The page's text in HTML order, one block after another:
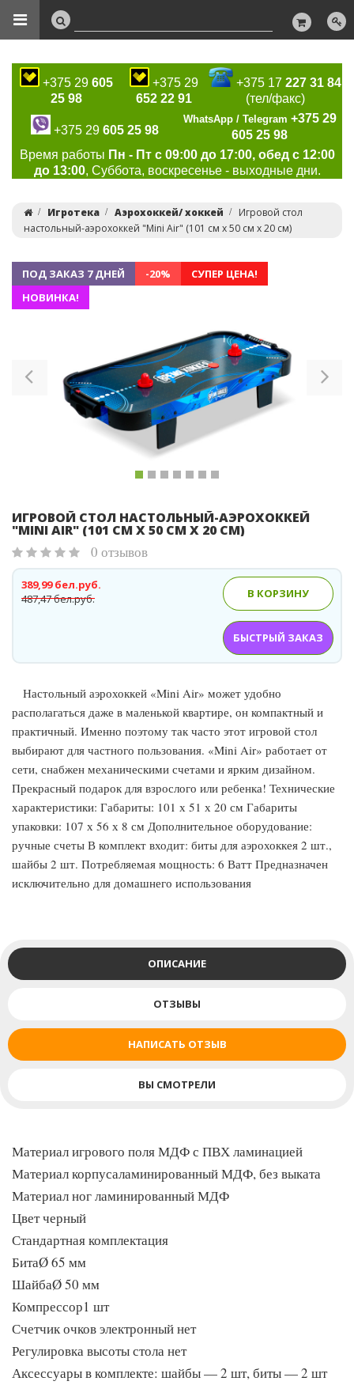
+375 29 605
25 98
+375 29
652 22 91
+375 17227 31 84
(тел/факс)
+375 29 605 25 98
WhatsApp / Telegram +375 29
605 25 98
Время работы Пн - Пт с 09:00 до 17:00, обед с 12:00
до 13:00, Суббота, воскресенье - выходные дни.
Игротека Аэрохоккей/ хоккей
Игровой стол
настольный-аэрохоккей "Mini Air" (101 см х 50 см х 20 см)
ПОД ЗАКАЗ 7 ДНЕЙ -20%
СУПЕР ЦЕНА!
НОВИНКА!
ИГРОВОЙ СТОЛ НАСТОЛЬНЫЙ-АЭРОХОККЕЙ
"MINI AIR" (101 СМ Х 50 СМ Х 20 СМ)
0 отзывов
487,47 бел.руб.
389,99 бел.руб.
В КОРЗИНУ
БЫСТРЫЙ ЗАКАЗ
Настольный аэрохоккей «Mini Air» может удобно
располагаться даже в маленькой квартире, он компактный и
практичный. Именно поэтому так часто этот игровой стол
выбирают для частного пользования. «Mini Air» работает от
сети, снабжен механическими счетами и ярким дизайном.
Прекрасный подарок для взрослого или ребенка! Технические
характеристики: Габариты: 101 х 51 х 20 см Габариты
упаковки: 107 х 56 х 8 см Дополнительное оборудование:
ручные счеты В комплект входит: биты для аэрохоккея 2 шт.,
шайбы 2 шт. Потребляемая мощность: 6 Ватт Предназначен
исключительно для домашнего использования
ОПИСАНИЕ
ОТЗЫВЫ
НАПИСАТЬ ОТЗЫВ
ВЫ СМОТРЕЛИ
Материал игрового поля МДФ с ПВХ ламинацией
Материал корпусаламинированный МДФ, без выката
Материал ног ламинированный МДФ
Цвет черный
Стандартная комплектация
БитаØ 65 мм
ШайбаØ 50 мм
Компрессор1 шт
Счетчик очков электронный нет
Регулировка высоты стола нет
Аксессуары в комплекте: шайбы — 2 шт, биты — 2 шт